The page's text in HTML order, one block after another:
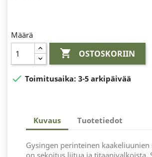
Määrä
 OSTOSKORIIN
 Toimitusaika: 3-5 arkipäivää
Kuvaus Tuotetiedot
Gysingen perinteinen kaakeliuunien